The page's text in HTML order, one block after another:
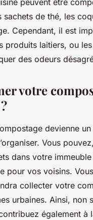
peuvent être
de thé, les
Cependant, il est
produits laitiers, ou
des odeurs
votre
devienne
Vous
dans votre
pour vos voisins.
collecter votre
urbaines. Ainsi, non
également à